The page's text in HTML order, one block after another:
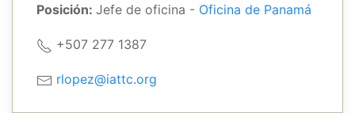
Posición: Jefe de oficina - Oficina de Panamá
+507 277 1387
rlopez@iattc.org